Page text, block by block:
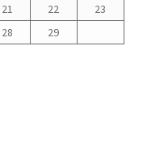
21 22
23
28 29